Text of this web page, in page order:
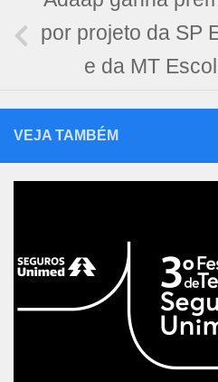
por projeto da SP
e da MT
VEJA TAMBÉM